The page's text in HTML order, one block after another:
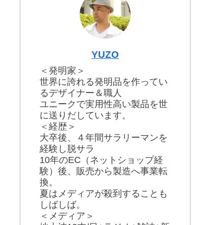
YUZO
＜発明家＞
世界に誇れる発明品を作ってい
るデザイナー＆職人
ユニークで実用性高い製品を世
に送りだしています。
＜経歴＞
大卒後、４年間サラリーマンを
経験し脱サラ
10年のEC（ネットショップ経
験）後、販売から製造へ事業転
換。
夏はメディアが殺到することも
しばしば。
＜メディア＞